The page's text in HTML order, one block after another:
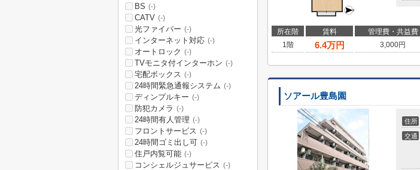
所在階 賃料 管理費・共益費
1階
6.4万円 3,000円
ソアール豊島園
住所
交通
BS (-)
CATV (-)
光ファイバー (-)
インターネット対応 (-)
オートロック (-)
TVモニタ付インターホン (-)
宅配ボックス (-)
24時間緊急通報システム (-)
ディンプルキー (-)
防犯カメラ (-)
24時間有人管理 (-)
フロントサービス (-)
24時間ゴミ出し可 (-)
住戸内覧可能 (-)
コンシェルジュサービス (-)